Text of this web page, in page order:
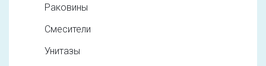
Раковины
Смесители
Унитазы